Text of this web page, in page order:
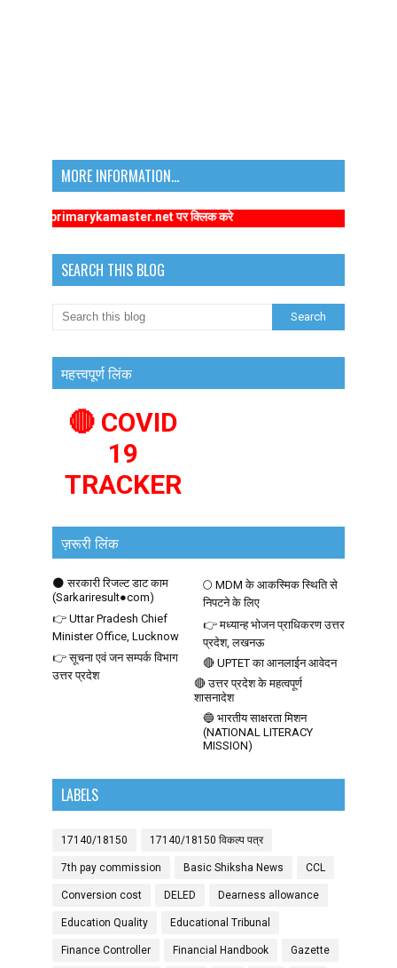
MORE INFORMATION...
पर क्लिक करे
SEARCH THIS BLOG
महत्त्वपूर्ण लिंक
🔴 COVID
19
TRACKER
ज़रूरी लिंक
🌑 सरकारी रिजल्ट डाट काम
(Sarkariresult●com)
🌕 MDM के आकस्मिक स्थिति से
निपटने के लिए
👉 Uttar Pradesh Chief
Minister Office, Lucknow
👉 मध्यान्ह भोजन प्राधिकरण उत्तर
प्रदेश, लखनऊ
👉 सूचना एवं जन सम्पर्क विभाग
उत्तर प्रदेश
🔴 UPTET का आनलाईन आवेदन
🔴 उत्तर प्रदेश के महत्वपूर्ण
शासनादेश
🔵 भारतीय साक्षरता मिशन
(NATIONAL LITERACY
MISSION)
LABELS
17140/18150 17140/18150 विकल्प पत्र
7th pay commission Basic Shiksha News CCL
Conversion cost DELED Dearness allowance
Education Quality Educational Tribunal
Finance Controller Financial Handbook Gazette